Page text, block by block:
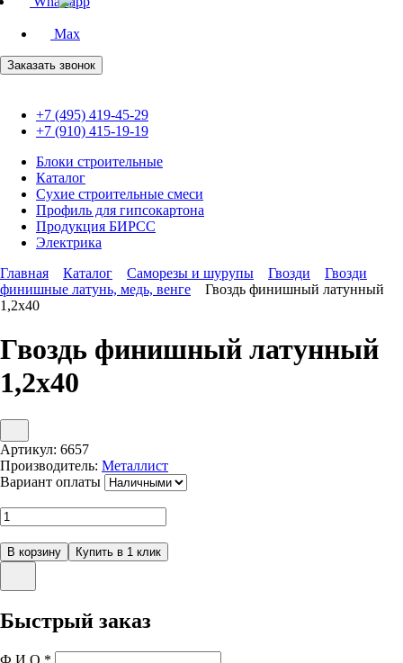
Max
Заказать звонок
+7 (495) 419-45-29
+7 (910) 415-19-19
Блоки строительные
Каталог
Сухие строительные смеси
Профиль для гипсокартона
Продукция БИРСС
Электрика
Главная
Каталог Саморезы и шурупы Гвозди
Гвозди
финишные латунь, медь, венге
Гвоздь финишный латунный
1,2х40
Гвоздь финишный латунный
1,2х40
Артикул: 6657
Производитель: Металлист
Вариант оплаты
Быстрый заказ
Ф.И.О.*